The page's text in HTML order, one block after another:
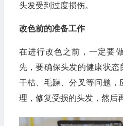
头发受到过度损伤。
改色前的准备工作
在进行改色之前，一定要
先，要确保头发的健康状
干枯、毛躁、分叉等问题，
理，修复受损的头发，然后